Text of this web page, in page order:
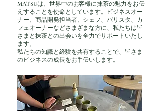
MATSUは、世界中のお客様に抹茶の魅力をお伝
えすることを使命としています。ビジネスオー
ナー、商品開発担当者、シェフ、バリスタ、カ
フェオーナーなどさまざまな方に、私たちは皆
さまと抹茶との出会いを全力でサポートいたし
ます。
私たちの知識と経験を共有することで、皆さま
のビジネスの成長をお手伝いします。